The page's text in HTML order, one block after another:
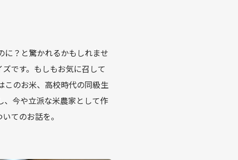
に？と驚かれるかもしれませ
です。もしもお気に召して
このお米、高校時代の同級生
、今や立派な米農家として作
てのお話を。